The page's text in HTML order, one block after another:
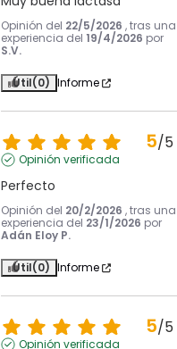
Opinión del 22/5/2026 , tras una
experiencia del 19/4/2026 por
S.V.
Útil(0) Informe
5/5
Opinión verificada
Perfecto
Opinión del 20/2/2026 , tras una
experiencia del 23/1/2026 por
Adán Eloy P.
Útil(0) Informe
5/5
Opinión verificada